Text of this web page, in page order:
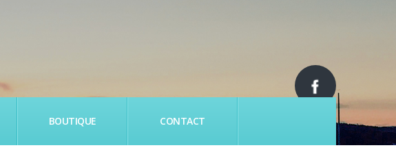
BOUTIQUE CONTACT